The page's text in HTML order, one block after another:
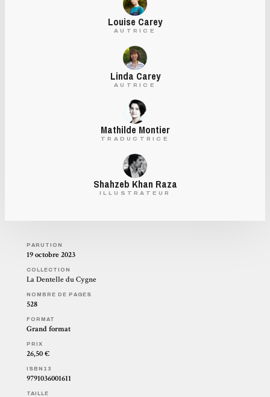
Louise Carey
AUTRICE
Linda Carey
AUTRICE
Mathilde Montier
TRADUCTRICE
Shahzeb Khan Raza
ILLUSTRATEUR
PARUTION
19 octobre 2023
COLLECTION
La Dentelle du Cygne
NOMBRE DE PAGES
528
FORMAT
Grand format
PRIX
26,50 €
ISBN13
9791036001611
TAILLE